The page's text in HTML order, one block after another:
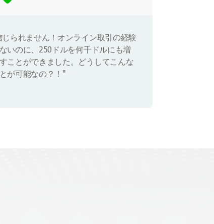
じられません！オンライン取引の経験
いのに、250ドルを何千ドルにも増
ことができました。どうしてこんな
が可能なの？！"